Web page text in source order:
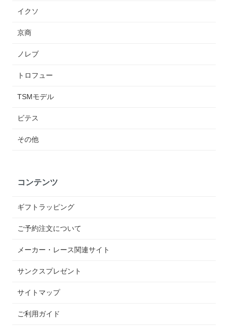
イクソ
京商
ノレブ
トロフュー
TSMモデル
ビテス
その他
コンテンツ
ギフトラッピング
ご予約注文について
メーカー・レース関連サイト
サンクスプレゼント
サイトマップ
ご利用ガイド